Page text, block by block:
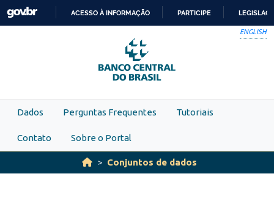
Skip to main content
PARA
O
CONTEÚDO
ACESSO À INFORMAÇÃO PARTICIPE
ENGLISH
Dados Perguntas Frequentes Tutoriais
Contato Sobre o Portal
Conjuntos de dados